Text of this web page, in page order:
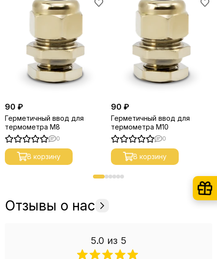
90 ₽
Герметичный ввод для
термометра М8
0
В корзину
90 ₽
Герметичный ввод для
термометра М10
0
В корзину
Отзывы о нас
5.0 из 5